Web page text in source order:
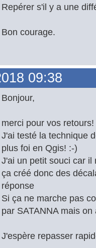
Repérer s'il y a une
Bon courage.
09:38
Bonjour,
merci pour vos retours!
J'ai testé la technique
plus foi en Qgis! :-)
J'ai un petit souci car
ça créé donc des
réponse
Si ça ne marche pas
par SATANNA mais
J'espère repasser